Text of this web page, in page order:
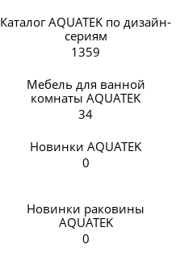
Каталог AQUATEK по дизайн-
сериям
1359
Мебель для ванной
комнаты AQUATEK
34
Новинки AQUATEK
0
Новинки раковины
AQUATEK
0